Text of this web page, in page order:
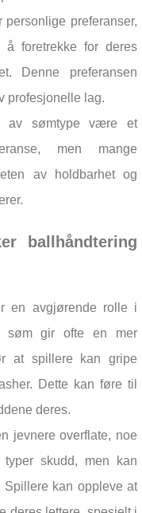
preferanser,
foretrekke for deres
Denne preferansen
profesjonelle lag.
av sømtype være et
men mange
av holdbarhet og
ballhåndtering
en avgjørende rolle i
søm gir ofte en mer
at spillere kan gripe
Dette kan føre til
deres.
jevnere overflate, noe
skudd, men kan
Spillere kan oppleve at